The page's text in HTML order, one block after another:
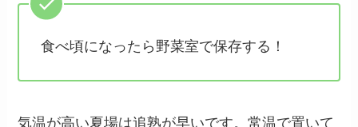
食べ頃になったら野菜室で保存する！
気温が高い夏場は追熟が早いです。常温で置いて